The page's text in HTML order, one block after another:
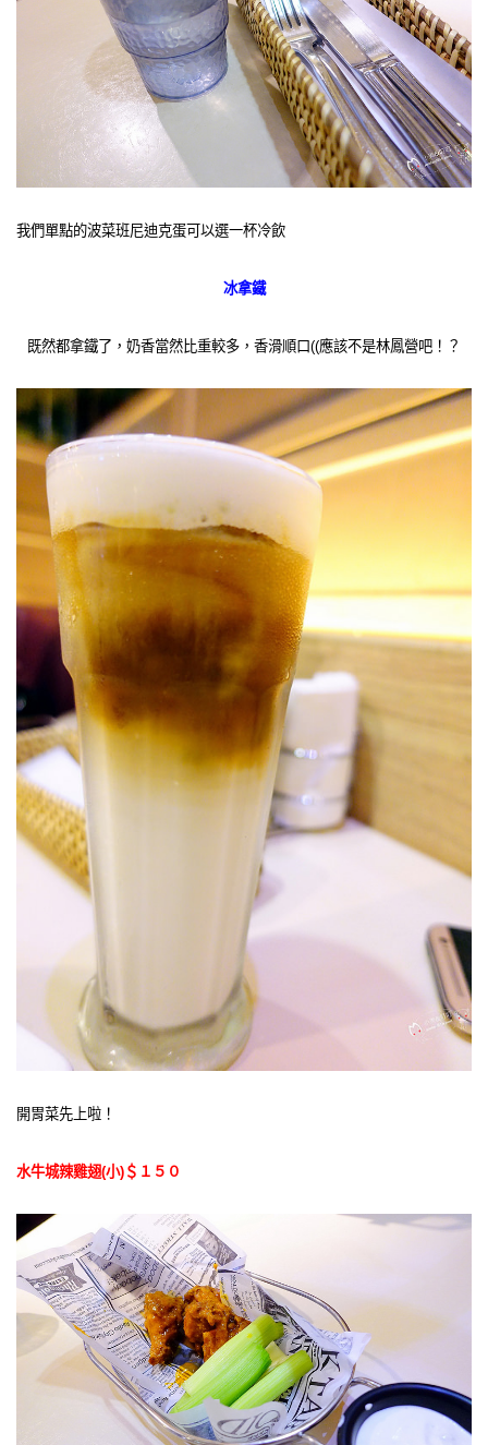
我們單點的波菜班尼迪克蛋可以選一杯冷飲
冰拿鐵
既然都拿鐵了，奶香當然比重較多，香滑順口((應該不是林鳳營吧！？
開胃菜先上啦！
水牛城辣雞翅(小)＄１５０